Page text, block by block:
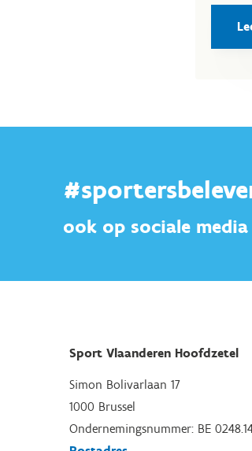
ook op sociale media
Sport Vlaanderen Hoofdzetel
Simon Bolivarlaan 17
1000 Brussel
Ondernemingsnummer: BE